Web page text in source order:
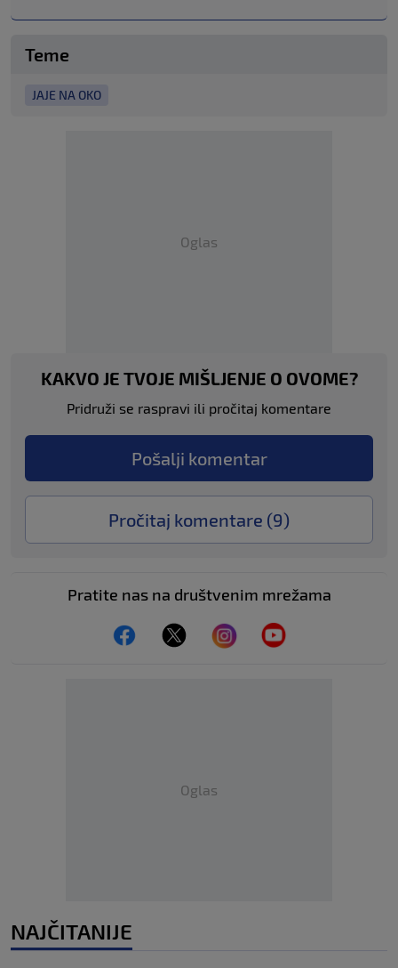
Teme
JAJE NA OKO
Oglas
KAKVO JE TVOJE MIŠLJENJE O OVOME?
Pridruži se raspravi ili pročitaj komentare
Pošalji komentar
Pročitaj komentare (9)
Pratite nas na društvenim mrežama
Oglas
NAJČITANIJE